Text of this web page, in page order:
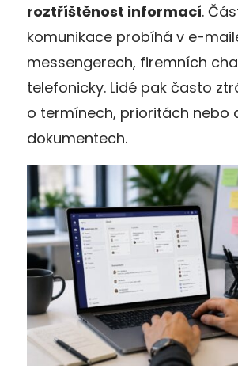
roztříštěnost informací.
komunikace probíhá v e-
messengerech, firemních
telefonicky. Lidé pak často
o termínech, prioritách nebo
dokumentech.